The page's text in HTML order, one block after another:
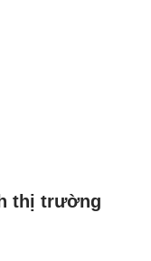
thị trường